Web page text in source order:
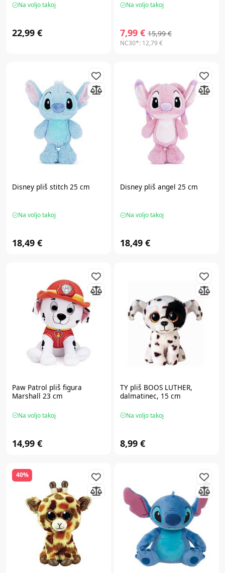
Na voljo takoj
22,99 €
Na voljo takoj
7,99 € 15,99 €
NC30*: 12,79 €
Disney pliš stitch 25 cm
Na voljo takoj
18,49 €
Disney pliš angel 25 cm
Na voljo takoj
18,49 €
Paw Patrol pliš figura
Marshall 23 cm
Na voljo takoj
14,99 €
TY pliš BOOS LUTHER,
dalmatinec, 15 cm
Na voljo takoj
8,99 €
40%